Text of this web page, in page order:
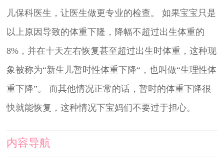
儿保科医生，让医生做更专业的检查。 如果宝宝只是
以上原因导致的体重下隆，降幅不超过出生体重的
8%，并在十天左右恢复甚至超过出生时体重，这种现
象被称为“新生儿暂时性体重下降“，也叫做“生理性体
重下降”。 而其他情况正常的话，暂时的体重下降很
快就能恢复，这种情况下宝妈们不要过于担心。
内容导航